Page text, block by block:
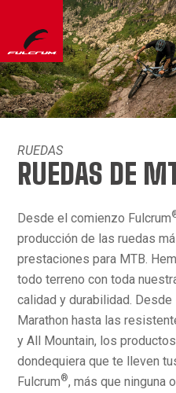
RUEDAS
RUEDAS DE
Desde el comienzo Fulcrum
producción de las ruedas
prestaciones para MTB.
todo terreno con toda
calidad y durabilidad.
Marathon hasta las
y All Mountain, los
dondequiera que te lleven
Fulcrum®, más que ninguna